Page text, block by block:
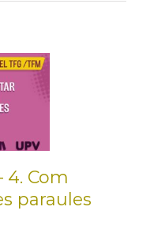
–
4. Com
paraules